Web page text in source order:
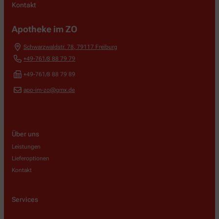
Kontakt
Apotheke im ZO
Schwarzwaldstr. 78 79117 Freiburg
+49-761/8 88 79 79
+49-761/8 88 79 89
apo-im-zo@gmx.de
Über uns
Leistungen
Lieferoptionen
Kontakt
Services